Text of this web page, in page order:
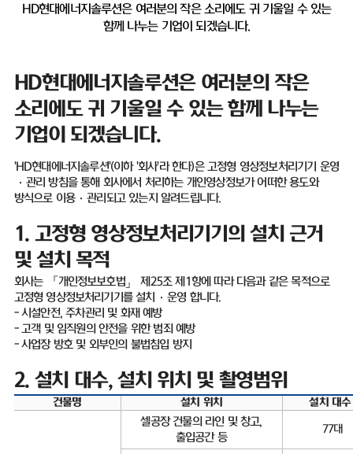
HD현대에너지솔루션은 여러분의 작은 소리에도 귀 기울일 수 있는
함께 나누는 기업이 되겠습니다.
HD현대에너지솔루션은 여러분의 작은
소리에도 귀 기울일 수 있는 함께 나누는
기업이 되겠습니다.
'HD현대에너지솔루션'(이하'회사'라 한다)은 고정형 영상정보처리기기 운영
· 관리 방침을 통해 회사에서 처리하는 개인영상정보가 어떠한 용도와
방식으로 이용·관리되고 있는지 알려드립니다.
1. 고정형 영상정보처리기기의 설치 근거
및 설치 목적
회사는 「개인정보보호법」 제 25조 제 1항에 따라 다음과 같은 목적으로
고정형 영상정보처리기기를 설치
· 운영 합니다.
-시설안전,주차관리 및 화재 예방
-고객 및 임직원의 안전을 위한 범죄 예방
-사업장 방호 및 외부인의 불법침입 방지
2. 설치 대수,설치 위치 및 촬영범위
건물명 설치 위치 설치 대수
셀공장 건물의 라인 및 창고,
출입공간 등
77대